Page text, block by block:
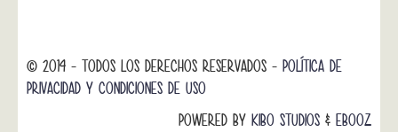
© 2014 - TODOS LOS DERECHOS RESERVADOS - POLÍTICA DE
PRIVACIDAD Y CONDICIONES DE USO
POWERED BY KIBO STUDIOS & EBOOZ